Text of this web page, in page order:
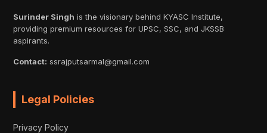
Surinder Singh is the visionary behind KYASC Institute,
providing premium resources for UPSC, SSC, and JKSSB
aspirants.
Contact: ssrajputsarmal@gmail.com
Legal Policies
Privacy Policy